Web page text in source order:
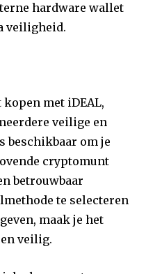
hardware wallet
veiligheid.
met iDEAL,
veilige en
om je
cryptomunt
betrouwbaar
te selecteren
maak je het
veilig.